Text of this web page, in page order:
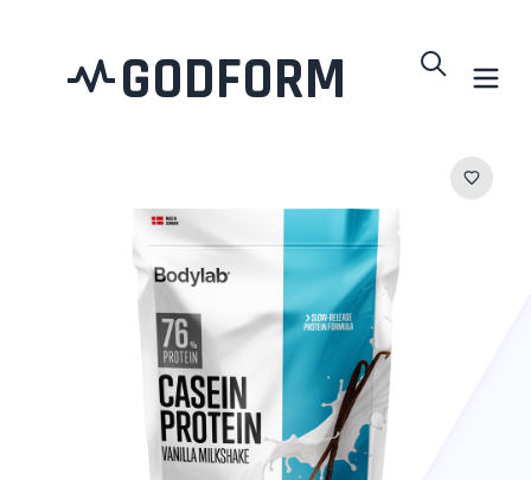
GODFORM